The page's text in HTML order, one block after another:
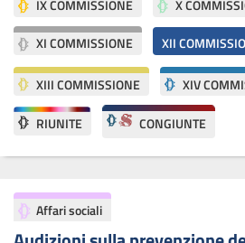
IX COMMISSIONE
X
XI COMMISSIONE
XII
XIII COMMISSIONE XIV
RIUNITE CONGIUNTE
Affari sociali